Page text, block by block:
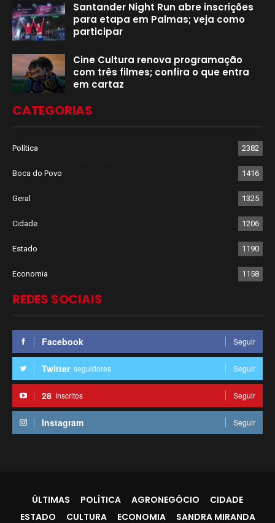
Santander Night Run abre inscrições
para etapa em Palmas; veja como
participar
Cine Cultura renova programação
com três filmes; confira o que entra
em cartaz
CATEGORIAS
Política 2382
Boca do Povo 1416
Geral 1325
Cidade 1206
Estado 1190
Economia 1158
REDES SOCIAIS
Facebook Seguir
Twitter seguidores Seguir
28 Inscritos Seguir
Instagram Seguir
ÚLTIMAS POLÍTICA AGRONEGÓCIO
CIDADE
ESTADO
CULTURA ECONOMIA SANDRA MIRANDA